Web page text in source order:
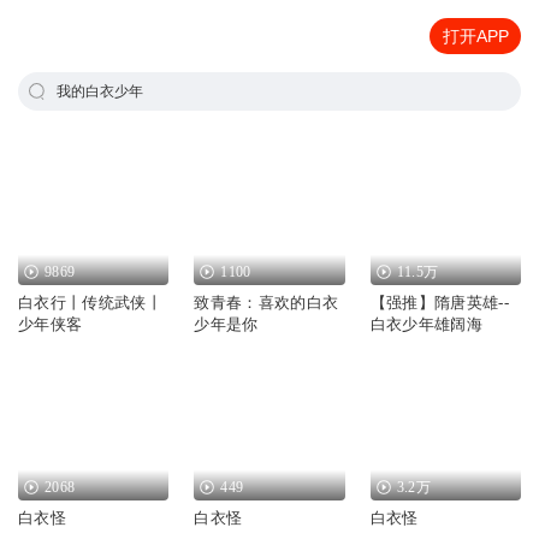
打开APP
我的白衣少年
9869
白衣行丨传统武侠丨
少年侠客
1100
致青春：喜欢的白衣
少年是你
11.5万
【强推】隋唐英雄--
白衣少年雄阔海
2068
白衣怪
449
白衣怪
3.2万
白衣怪